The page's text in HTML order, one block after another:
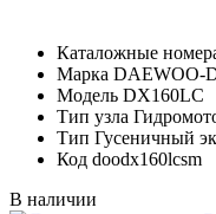
Каталожные
Марка DAEWOO-
Модель DX160LC
Тип узла
Тип Гусеничный
Код doodx160lcsm
В наличии